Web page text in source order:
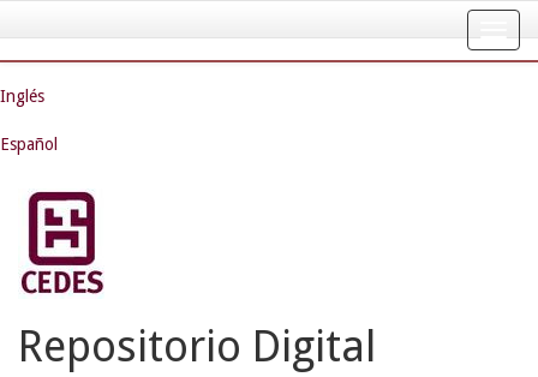
navigation
Inglés
Español
Repositorio Digital